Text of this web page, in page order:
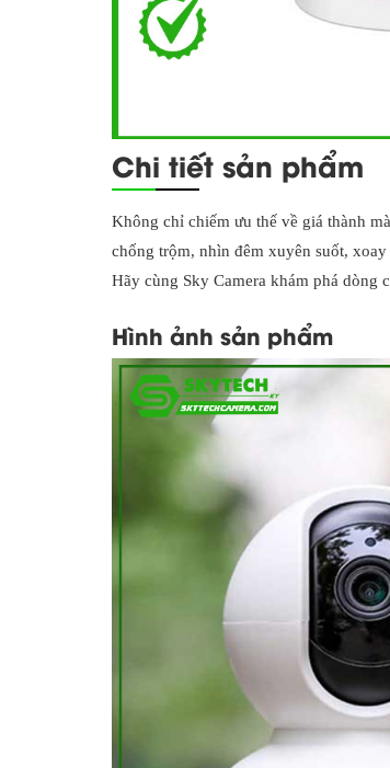
Chi tiết sản phẩm
Không chỉ chiếm ưu thế về giá thành mà
chống trộm, nhìn đêm xuyên suốt,
Hãy cùng Sky Camera khám phá dòng
Hình ảnh sản phẩm